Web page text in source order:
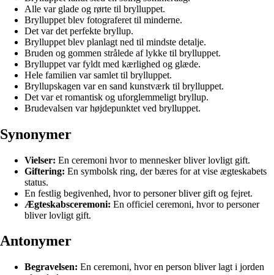
Alle var glade og rørte til brylluppet.
Brylluppet blev fotograferet til minderne.
Det var det perfekte bryllup.
Brylluppet blev planlagt ned til mindste detalje.
Bruden og gommen strålede af lykke til brylluppet.
Brylluppet var fyldt med kærlighed og glæde.
Hele familien var samlet til brylluppet.
Bryllupskagen var en sand kunstværk til brylluppet.
Det var et romantisk og uforglemmeligt bryllup.
Brudevalsen var højdepunktet ved brylluppet.
Synonymer
Vielser: En ceremoni hvor to mennesker bliver lovligt gift.
Giftering: En symbolsk ring, der bæres for at vise ægteskabets
status.
En festlig begivenhed, hvor to personer bliver gift og fejret.
Ægteskabsceremoni: En officiel ceremoni, hvor to personer
bliver lovligt gift.
Antonymer
Begravelsen: En ceremoni, hvor en person bliver lagt i jorden